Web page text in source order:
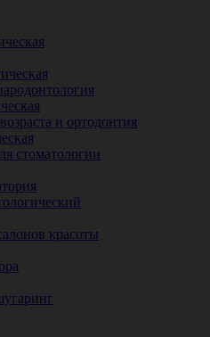
и ортодонтия
стоматологии
красоты